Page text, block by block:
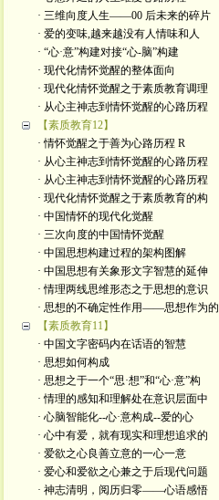
· 三维向度人生——00 后未来的碎片
· 爱的变味,越来越没有人情味和人
· “心·意”构建对接“心-脑”构建
· 现代化情怀觉醒的整体面向
· 现代化情怀觉醒之于素质教育调理
· 从心主神志到情怀觉醒的心路历程
【素质教育12】
· 情怀觉醒之于善为心路历程 R
· 从心主神志到情怀觉醒的心路历程
· 从心主神志到情怀觉醒的心路历程
· 现代化情怀觉醒之于素质教育的构
· 中国情怀的现代化觉醒
· 三次向度的中国情怀觉醒
· 中国思想构建过程的架构图解
· 中国思想有关象形文字智慧的延伸
· 情理两线思维形态之于思想的意识
· 思想的不确定性作用——思想作为的
【素质教育11】
· 中国文字密码内在话语的智慧
· 思想如何构成
· 思想之于一个“思·想”和“心·意”构
· 情理的感知和理解处在意识层面中
· 心脑智能化--心·意构成--爱的心
· 心中有爱，就有现实和理想追求的
· 爱欲之心良善立意的一心一意
· 爱心和爱欲之心兼之于后现代问题
· 神志清明，阅历归零——心语感悟